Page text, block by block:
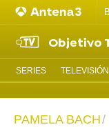
Objetivo
SERIES TELEVISIÓN
PAMELA BACH